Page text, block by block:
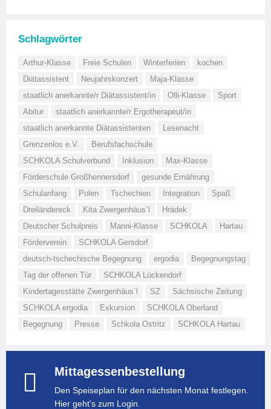
Schlagwörter
Arthur-Klasse Freie Schulen Winterferien
kochen
Diätassistent
Neujahrskonzert
Maja-Klasse
staatlich anerkannte/r Diätassistent/in
Olli-Klasse
Sport
Abitur
staatlich anerkannte/r Ergotherapeut/in
staatlich anerkannte Diätassistenten
Lesenacht
Grenzenlos e.V.
Berufsfachschule
SCHKOLA Schulverbund
Inklusion
Max-Klasse
Förderschule Großhennersdorf
gesunde Ernährung
Schulanfang
Polen Tschechien Integration
Spaß
Dreiländereck
Kita Zwergenhäus´l
Hrádek
Deutscher Schulpreis
Manni-Klasse SCHKOLA
Hartau
Förderverein
SCHKOLA Gersdorf
deutsch-tschechische Begegnung
ergodia
Begegnungstag
Tag der offenen Tür
SCHKOLA Lückendorf
Kindertagesstätte Zwergenhäus´l
SZ
Sächsische Zeitung
SCHKOLA ergodia
Exkursion
SCHKOLA Oberland
Begegnung
Presse Schkola Ostritz SCHKOLA Hartau
Mittagessenbestellung
Den Speiseplan für den nächsten Monat festlegen.
Hier geht's zum Login.